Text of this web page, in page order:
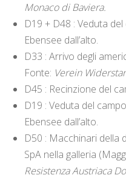
Monaco di Baviera.
D19 + D48 : Veduta
Ebensee dall’alto.
D33 : Arrivo degli
Fonte: Verein
D45 : Recinzione del
D19 : Veduta del
Ebensee dall’alto.
D50 : Macchinari della
SpA nella galleria
Resistenza Austriaca